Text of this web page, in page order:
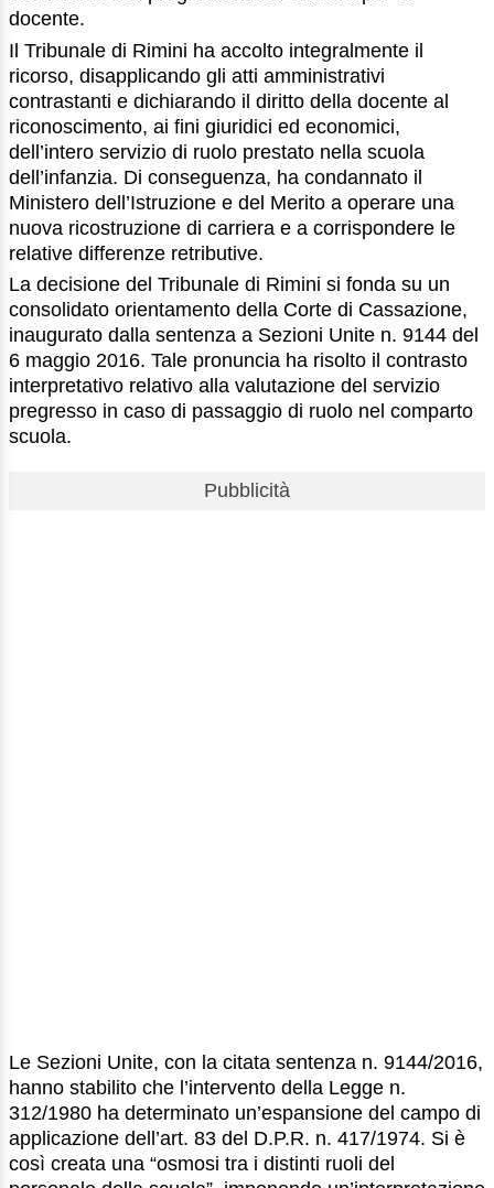
docente.
Il Tribunale di Rimini ha accolto integralmente il
ricorso, disapplicando gli atti amministrativi
contrastanti e dichiarando il diritto della docente al
riconoscimento, ai fini giuridici ed economici,
dell’intero servizio di ruolo prestato nella scuola
dell’infanzia. Di conseguenza, ha condannato il
Ministero dell’Istruzione e del Merito a operare una
nuova ricostruzione di carriera e a corrispondere le
relative differenze retributive.
La decisione del Tribunale di Rimini si fonda su un
consolidato orientamento della Corte di Cassazione,
inaugurato dalla sentenza a Sezioni Unite n. 9144 del
6 maggio 2016. Tale pronuncia ha risolto il contrasto
interpretativo relativo alla valutazione del servizio
pregresso in caso di passaggio di ruolo nel comparto
scuola.
Pubblicità
Le Sezioni Unite, con la citata sentenza n. 9144/2016,
hanno stabilito che l’intervento della Legge n.
312/1980 ha determinato un’espansione del campo di
applicazione dell’art. 83 del D.P.R. n. 417/1974. Si è
così creata una “osmosi tra i distinti ruoli del